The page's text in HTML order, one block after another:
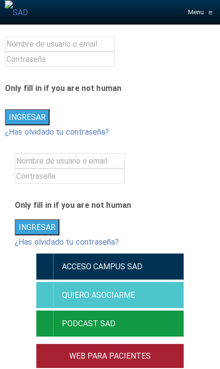
Menu ≡
Only fill in if you are not human
¿Has olvidado tu contraseña?
Only fill in if you are not human
¿Has olvidado tu contraseña?
ACCESO CAMPUS SAD
QUIERO ASOCIARME
PODCAST SAD
WEB PARA PACIENTES